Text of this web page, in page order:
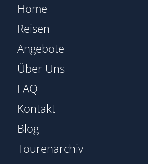
Home
Reisen
Angebote
Über Uns
FAQ
Kontakt
Blog
Tourenarchiv